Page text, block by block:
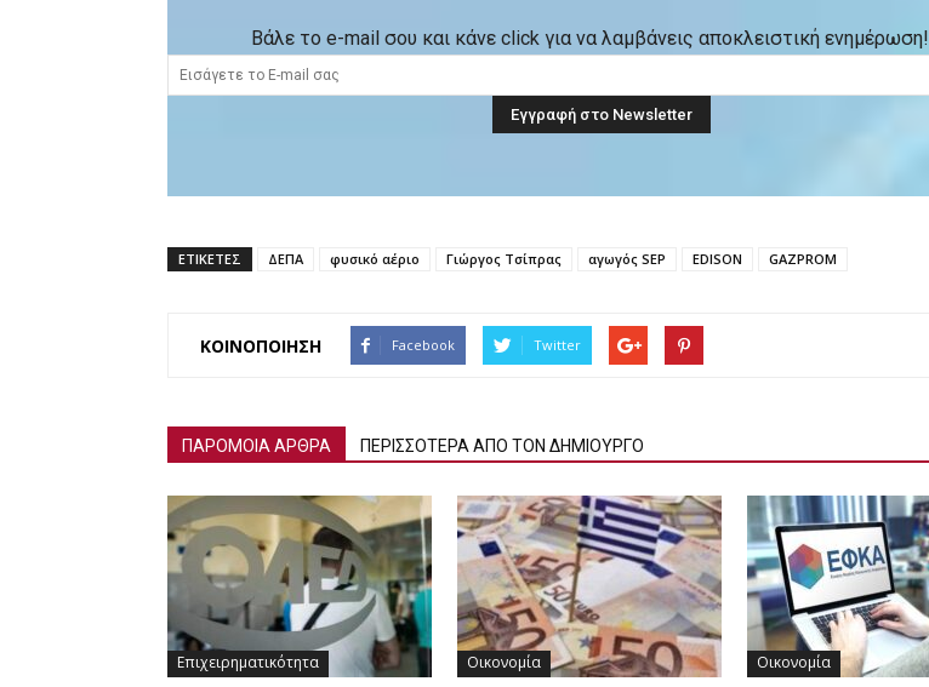
Βάλε το e-mail σου και κάνε click για να λαμβάνεις αποκλειστική ενημέρωση!
ΕΤΙΚΕΤΕΣ ΔΕΠΑ φυσικό αέριο Γιώργος Τσίπρας αγωγός SEP EDISON GAZPROM
ΚΟΙΝΟΠΟΙΗΣΗ Facebook Twitter
ΠΑΡΟΜΟΙΑ ΑΡΘΡΑ ΠΕΡΙΣΣΟΤΕΡΑ ΑΠΟ ΤΟΝ ΔΗΜΙΟΥΡΓΟ
Επιχειρηματικότητα Οικονομία Οικονομία